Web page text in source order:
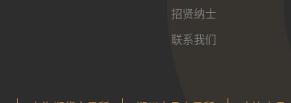
招贤纳士
联系我们